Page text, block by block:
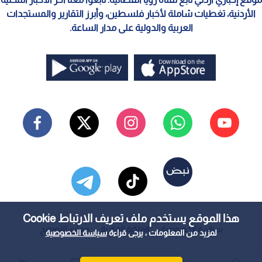
هذا الموقع يستخدم ملف تعريف الارتباط Cookie
لمزيد من المعلومات ، يرجى قراءةسياسة الخصوصية
الأردنية، تغطيات شاملة لأخبار فلسطين، وأبرز التقارير والمستجدات
العربية والدولية على مدار الساعة.
سياسة الخصوصية الملكية الفكرية معايير التصحيح